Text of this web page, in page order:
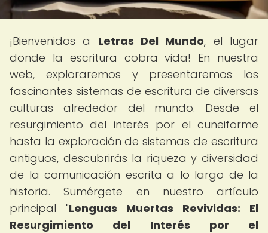
¡Bienvenidos a Letras Del Mundo, el lugar
donde la escritura cobra vida! En nuestra
web, exploraremos y presentaremos los
fascinantes sistemas de escritura de diversas
culturas alrededor del mundo. Desde el
resurgimiento del interés por el cuneiforme
hasta la exploración de sistemas de escritura
antiguos, descubrirás la riqueza y diversidad
de la comunicación escrita a lo largo de la
historia. Sumérgete en nuestro artículo
principal "Lenguas Muertas Revividas: El
Resurgimiento del Interés por el